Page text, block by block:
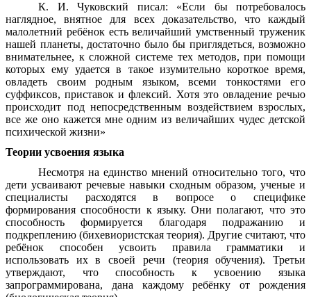
К. И. Чуковский писал: «Если бы потребовалось
наглядное, внятное для всех доказательство, что каждый
малолетний ребёнок есть величайший умственный труженик
нашей планеты, достаточно было бы приглядеться, возможно
внимательнее, к сложной системе тех методов, при помощи
которых ему удается в такое изумительно короткое время,
овладеть своим родным языком, всеми тонкостями его
суффиксов, приставок и флексий. Хотя это овладение речью
происходит под непосредственным воздействием взрослых,
все же оно кажется мне одним из величайших чудес детской
психической жизни»
Теории усвоения языка
Несмотря на единство мнений относительно того, что
дети усваивают речевые навыки сходным образом, ученые и
специалисты расходятся в вопросе о специфике
формирования способности к языку. Они полагают, что это
способность формируется благодаря подражанию и
подкреплению (бихевиористская теория). Другие считают, что
ребёнок способен усвоить правила грамматики и
использовать их в своей речи (теория обучения). Третьи
утверждают, что способность к усвоению языка
запрограммирована, дана каждому ребёнку от рождения